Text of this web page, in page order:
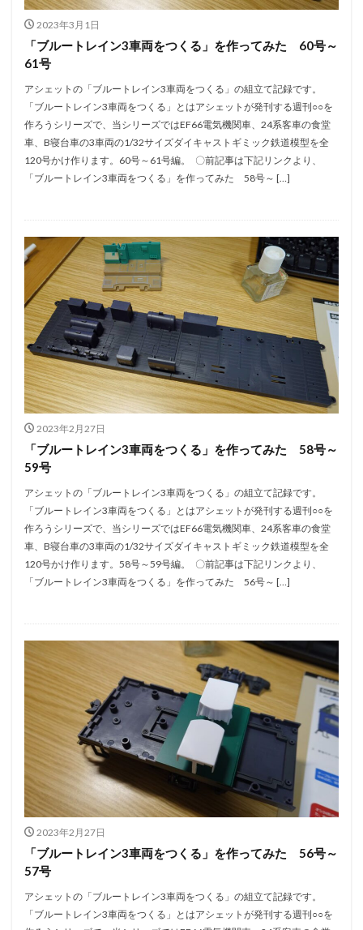
2023年3月1日
「ブルートレイン3車両をつくる」を作ってみた 60号～
61号
アシェットの「ブルートレイン3車両をつくる」の組立て記録です。
「ブルートレイン3車両をつくる」とはアシェットが発刊する週刊○○を
作ろうシリーズで、当シリーズではEF66電気機関車、24系客車の食堂
車、B寝台車の3車両の1/32サイズダイキャストギミック鉄道模型を全
120号かけ作ります。60号～61号編。 〇前記事は下記リンクより、
「ブルートレイン3車両をつくる」を作ってみた 58号～ […]
2023年2月27日
「ブルートレイン3車両をつくる」を作ってみた 58号～
59号
アシェットの「ブルートレイン3車両をつくる」の組立て記録です。
「ブルートレイン3車両をつくる」とはアシェットが発刊する週刊○○を
作ろうシリーズで、当シリーズではEF66電気機関車、24系客車の食堂
車、B寝台車の3車両の1/32サイズダイキャストギミック鉄道模型を全
120号かけ作ります。58号～59号編。 〇前記事は下記リンクより、
「ブルートレイン3車両をつくる」を作ってみた 56号～ […]
2023年2月27日
「ブルートレイン3車両をつくる」を作ってみた 56号～
57号
アシェットの「ブルートレイン3車両をつくる」の組立て記録です。
「ブルートレイン3車両をつくる」とはアシェットが発刊する週刊○○を